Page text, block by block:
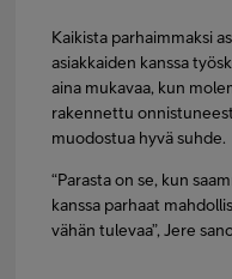
Kaikista parhaimmaksi
asiakkaiden kanssa
aina mukavaa, kun
rakennettu
muodostua hyvä suhde.
“Parasta on se, kun
kanssa parhaat
vähän tulevaa”, Jere